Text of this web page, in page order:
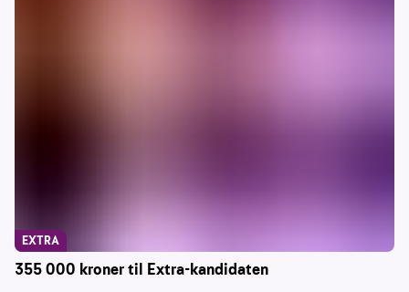
355 000 kroner til Extra-kandidaten
EXTRA